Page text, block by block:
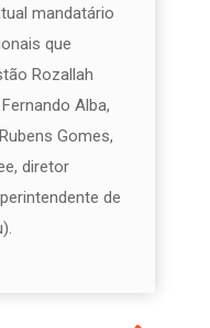
mandatário
que
Rozallah
Alba,
Gomes,
diretor
de